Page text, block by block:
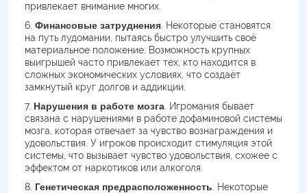
привлекает внимание многих.
Финансовые затруднения . Некоторые становятся
на путь лудомании, пытаясь быстро улучшить своё
материальное положение. Возможность крупных
выигрышей часто привлекает тех, кто находится в
сложных экономических условиях, что создаёт
замкнутый круг долгов и аддикции.
Нарушения в работе мозга . Игромания бывает
связана с нарушениями в работе дофаминовой системы
мозга, которая отвечает за чувство вознаграждения и
удовольствия. У игроков происходит стимуляция этой
системы, что вызывает чувство удовольствия, схожее с
эффектом от наркотиков или алкоголя.
Генетическая предрасположенность . Некоторые